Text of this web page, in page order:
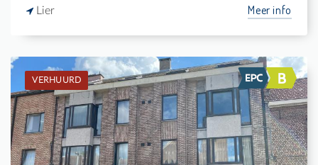
Lier Meer info
VERHUURD
Verhuurd: Duplex